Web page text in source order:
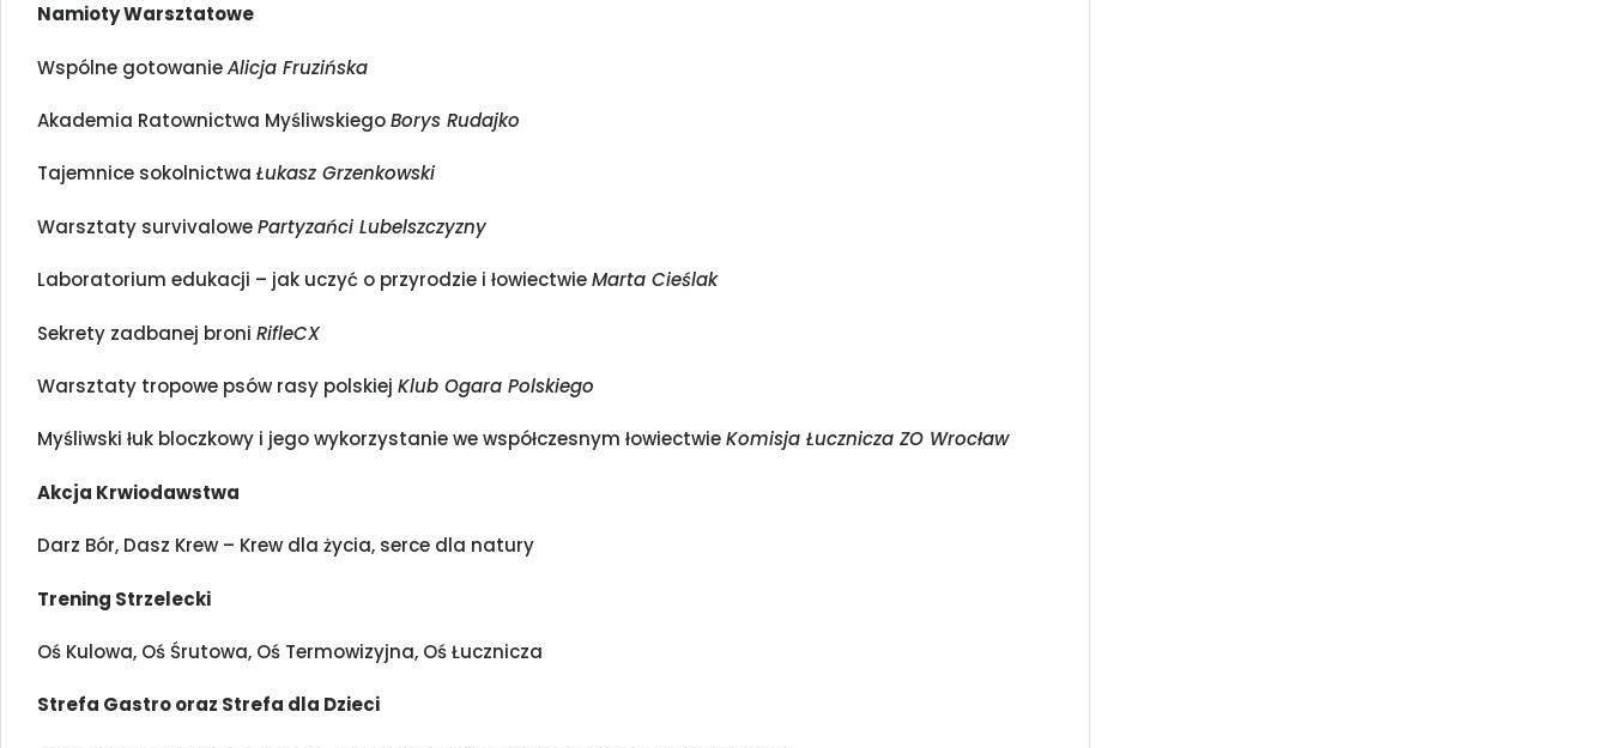
Namioty Warsztatowe
Wspólne gotowanieAlicja Fruzińska
Akademia Ratownictwa MyśliwskiegoBorys Rudajko
Tajemnice sokolnictwa Łukasz Grzenkowski
Warsztaty survivalowePartyzańci Lubelszczyzny
Laboratorium edukacji – jak uczyć o przyrodzie i łowiectwieMarta Cieślak
Sekrety zadbanej broni RifleCX
Warsztaty tropowe psów rasy polskiej Klub Ogara Polskiego
Myśliwski łuk bloczkowy i jego wykorzystanie we współczesnym łowiectwieKomisja Łucznicza ZO Wrocław
Akcja Krwiodawstwa
Darz Bór, Dasz Krew – Krew dla życia, serce dla natury
Trening Strzelecki
Oś Kulowa, Oś Śrutowa, Oś Termowizyjna, Oś Łucznicza
Strefa Gastro oraz Strefa dla Dzieci